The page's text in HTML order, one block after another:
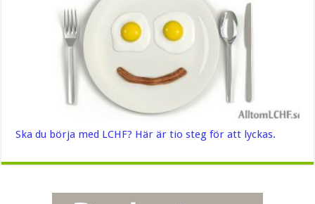
Ska du börja med LCHF? Här är tio steg för att lyckas.